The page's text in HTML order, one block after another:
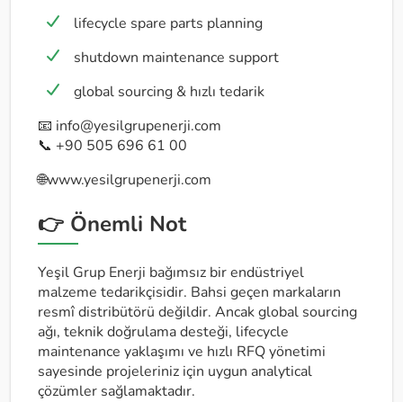
lifecycle spare parts planning
shutdown maintenance support
global sourcing & hızlı tedarik
📧 info@yesilgrupenerji.com
📞 +90 505 696 61 00
🌐www.yesilgrupenerji.com
👉 Önemli Not
Yeşil Grup Enerji bağımsız bir endüstriyel
malzeme tedarikçisidir. Bahsi geçen markaların
resmî distribütörü değildir. Ancak global sourcing
ağı, teknik doğrulama desteği, lifecycle
maintenance yaklaşımı ve hızlı RFQ yönetimi
sayesinde projeleriniz için uygun analytical
çözümler sağlamaktadır.